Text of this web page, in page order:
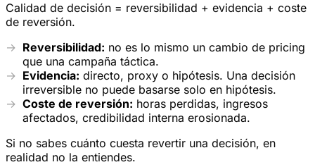
Calidad de decisión = reversibilidad + evidencia + coste
de reversión.
Reversibilidad: no es lo mismo un cambio de pricing
que una campaña táctica.
Evidencia: directo, proxy o hipótesis. Una decisión
irreversible no puede basarse solo en hipótesis.
Coste de reversión: horas perdidas, ingresos
afectados, credibilidad interna erosionada.
Si no sabes cuánto cuesta revertir una decisión, en
realidad no la entiendes.